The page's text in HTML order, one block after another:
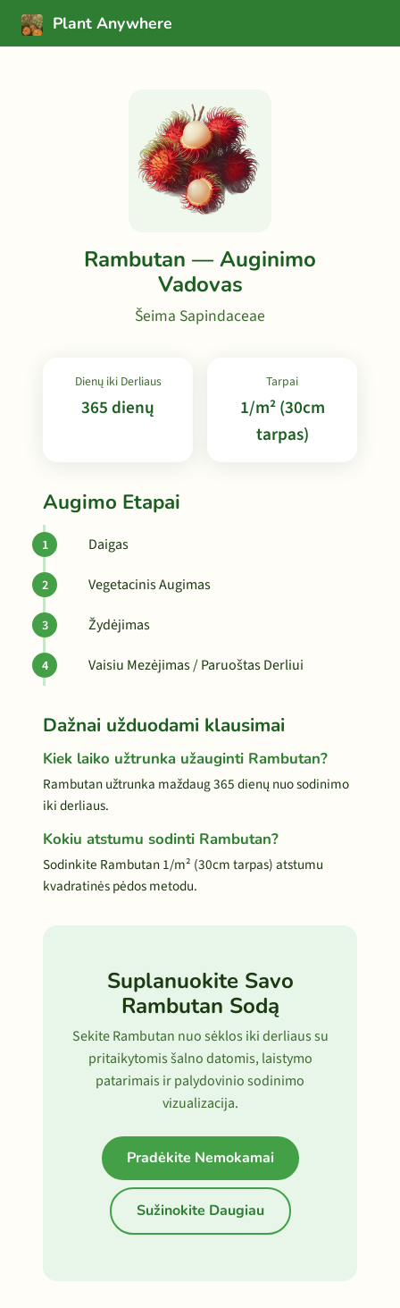
Plant Anywhere
Rambutan — Auginimo
Vadovas
Šeima Sapindaceae
Dienų iki Derliaus
365 dienų
Tarpai
1/m² (30cm
tarpas)
Augimo Etapai
Daigas
Vegetacinis Augimas
Žydėjimas
Vaisiu Mezėjimas / Paruoštas Derliui
Dažnai užduodami klausimai
Kiek laiko užtrunka užauginti Rambutan?
Rambutan užtrunka maždaug 365 dienų nuo sodinimo
iki derliaus.
Kokiu atstumu sodinti Rambutan?
Sodinkite Rambutan 1/m² (30cm tarpas) atstumu
kvadratinės pėdos metodu.
Suplanuokite Savo
Rambutan Sodą
Sekite Rambutan nuo sėklos iki derliaus su
pritaikytomis šalno datomis, laistymo
patarimais ir palydovinio sodinimo
vizualizacija.
Pradėkite Nemokamai
Sužinokite Daugiau